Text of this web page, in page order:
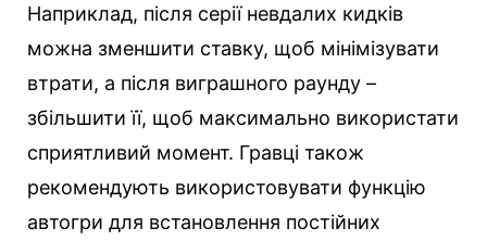
Наприклад, після серії невдалих кидків
можна зменшити ставку, щоб мінімізувати
втрати, а після виграшного раунду –
збільшити її, щоб максимально використати
сприятливий момент. Гравці також
рекомендують використовувати функцію
автогри для встановлення постійних